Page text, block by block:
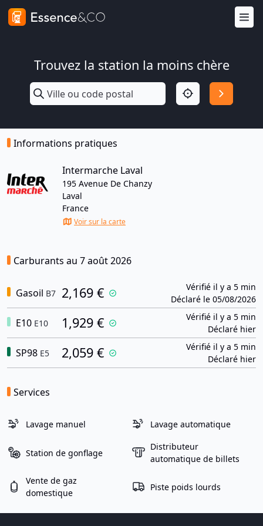
Trouvez la station la moins chère
Informations pratiques
Intermarche Laval
195 Avenue De Chanzy
Laval
France
Voir sur la carte
Carburants au 7 août 2026
Gasoil B7 2,169 €
Vérifié il y a 5 min
Déclaré le 05/08/2026
E10 E10 1,929 €
Vérifié il y a 5 min
Déclaré hier
SP98 E5 2,059 €
Vérifié il y a 5 min
Déclaré hier
Services
Lavage manuel Lavage automatique
Station de gonflage
Distributeur
automatique de billets
Vente de gaz
domestique
Piste poids lourds